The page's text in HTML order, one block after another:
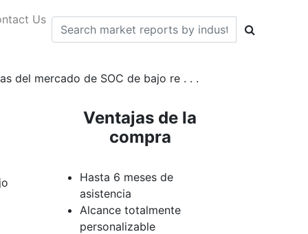
Us
del mercado de SOC de bajo re . . .
Ventajas de la
compra
Hasta 6 meses de
asistencia
Alcance totalmente
personalizable